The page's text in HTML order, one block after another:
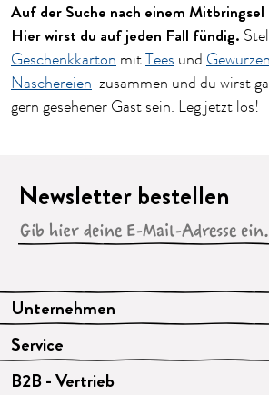
Auf der Suche nach einem
Hier wirst du auf jeden Fall fündig.
Geschenkkarton mitTees und
Naschereien zusammen und du wirst
gern gesehener Gast sein. Leg jetzt los!
Unternehmen
Service
B2B - Vertrieb
Newsletter bestellen